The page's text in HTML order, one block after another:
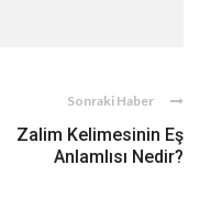
Sonraki Haber
Zalim Kelimesinin Eş
Anlamlısı Nedir?